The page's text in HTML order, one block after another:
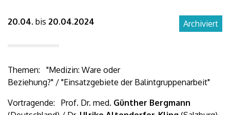
Archiviert
20.04. bis 20.04.2024
Themen: "Medizin: Ware oder
Beziehung?" / "Einsatzgebiete der Balintgruppenarbeit"
Vortragende: Prof. Dr. med. Günther Bergmann